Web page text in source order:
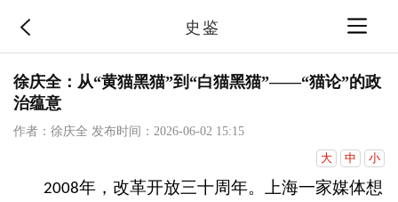
史鉴
徐庆全：从“黄猫黑猫”到“白猫黑猫”——“猫论”的政
治蕴意
作者：徐庆全 发布时间：2026-06-02 15:15
大
中 小
2008年，改革开放三十周年。上海一家媒体想